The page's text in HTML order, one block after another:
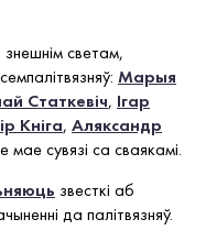
светам,
Марыя
Статкевіч, Ігар
Кніга, Аляксандр
мае сувязі са сваякамі.
звесткі аб
да палітвязняў.